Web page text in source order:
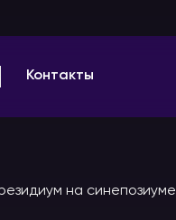
Контакты